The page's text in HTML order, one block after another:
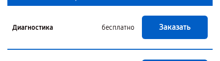
Диагностика бесплатно Заказать